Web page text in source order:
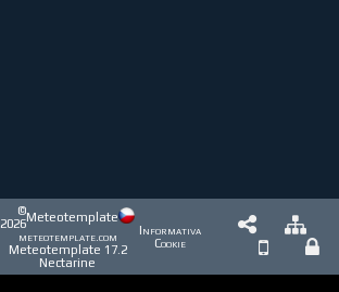
©
2026Meteotemplate
meteotemplate.com
Meteotemplate 17.2
Nectarine
Informativa
Cookie